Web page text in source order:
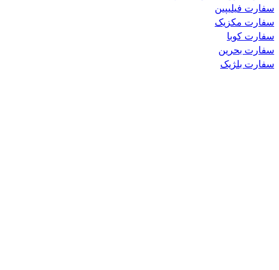
سفارت فیلیپین
سفارت مکزیک
سفارت کوبا
سفارت بحرین
سفارت بلژیک